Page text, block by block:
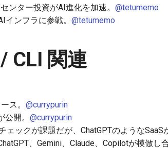
ンター投資がAI進化を加速。 @tetumemo
ンフラに参戦。 @tetumemo
CLI 関連
ス。 @currypurin
開。 @currypurin
ェックが課題だが、ChatGPTのようなSaaS
、Gemini、Claude、Copilotが模倣し